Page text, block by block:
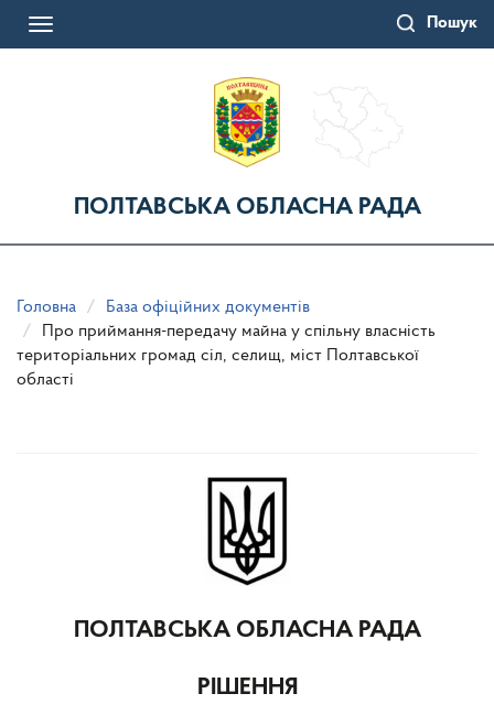
Пошук
Toggle
ПОЛТАВСЬКА ОБЛАСНА РАДА
Головна
База офіційних документів
Про приймання-передачу майна у спільну власність
територіальних громад сіл, селищ, міст Полтавської
області
ПОЛТАВСЬКА ОБЛАСНА РАДА
РІШЕННЯ